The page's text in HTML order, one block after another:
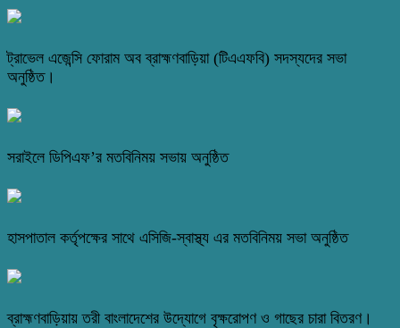
ট্রাভেল এজেন্সি ফোরাম অব ব্রাহ্মণবাড়িয়া (টিএএফবি) সদস্যদের সভা
অনুষ্ঠিত।
সরাইলে ডিপিএফ’র মতবিনিময় সভায় অনুষ্ঠিত
হাসপাতাল কর্তৃপক্ষের সাথে এসিজি-স্বাস্থ্য এর মতবিনিময় সভা অনুষ্ঠিত
ব্রাহ্মণবাড়িয়ায় তরী বাংলাদেশের উদ্যোগে বৃক্ষরোপণ ও গাছের চারা বিতরণ।